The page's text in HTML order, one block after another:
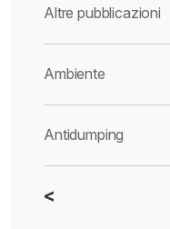
Altre pubblicazioni
Ambiente
Antidumping
CBAM
<